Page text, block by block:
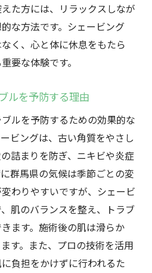
ング体験が特別な日に最適
の特別なケア
備としてのシェービング
もたらす心のリフレッシュ
ビングサロンが選ばれる理
たシェービングプラン
る群馬県のシェービングが
効果
けるシェービングの魅力
を高めるサロンの工夫
た方には、リラックスしなが
な方法です。シェービング
く、心と体に休息をもたら
要な体験です。
ルを予防する理由
ルを予防するための効果的な
ビングは、古い角質をやさし
詰まりを防ぎ、ニキビや炎症
群馬県の気候は季節ごとの変
わりやすいですが、シェービ
肌のバランスを整え、トラブ
ます。施術後の肌は滑らか
す。また、プロの技術を活用
負担をかけずに行われるた